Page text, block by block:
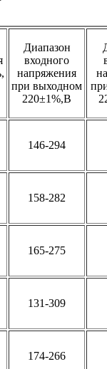
Диапазон
входного
напряжения
при выходном
220±1%,В
146-294
158-282
165-275
131-309
174-266